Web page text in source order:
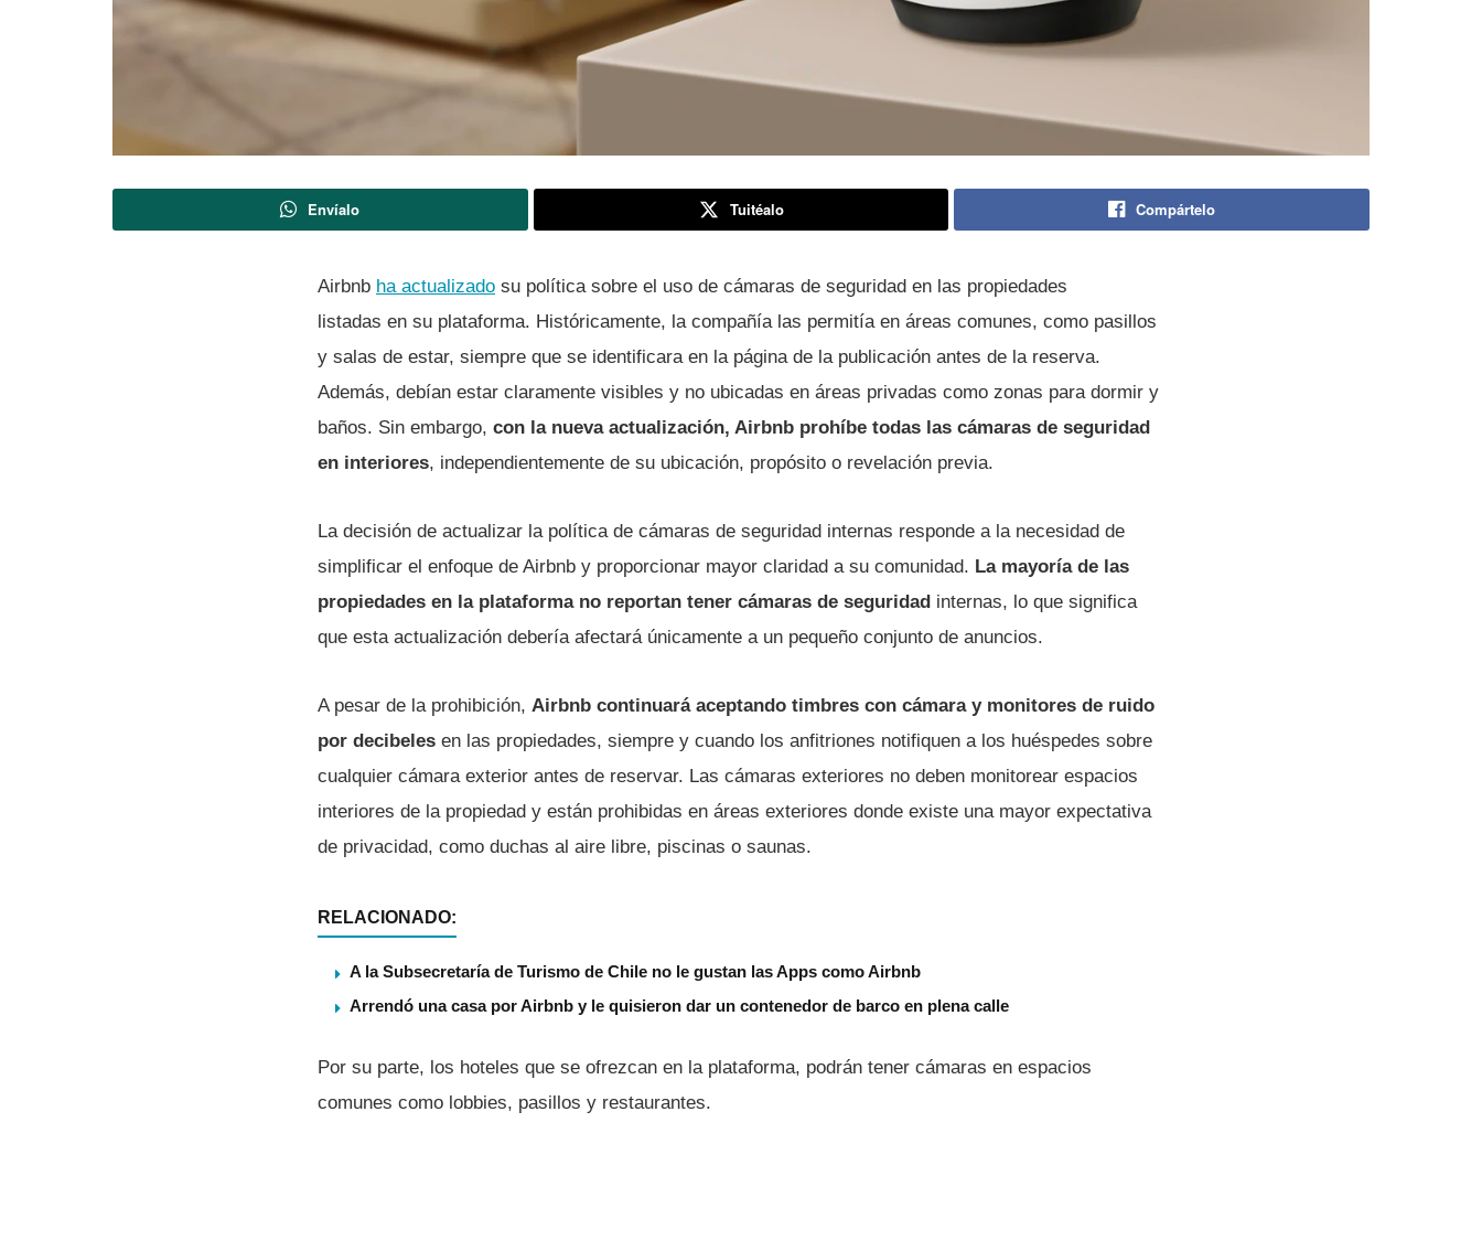
Envíalo Tuitéalo Compártelo
Airbnb ha actualizado su política sobre el uso de cámaras de seguridad en las propiedades
listadas en su plataforma. Históricamente, la compañía las permitía en áreas comunes, como pasillos
y salas de estar, siempre que se identificara en la página de la publicación antes de la reserva.
Además, debían estar claramente visibles y no ubicadas en áreas privadas como zonas para dormir y
baños. Sin embargo, con la nueva actualización, Airbnb prohíbe todas las cámaras de seguridad
en interiores, independientemente de su ubicación, propósito o revelación previa.
La decisión de actualizar la política de cámaras de seguridad internas responde a la necesidad de
simplificar el enfoque de Airbnb y proporcionar mayor claridad a su comunidad. La mayoría de las
propiedades en la plataforma no reportan tener cámaras de seguridad internas, lo que significa
que esta actualización debería afectará únicamente a un pequeño conjunto de anuncios.
A pesar de la prohibición, Airbnb continuará aceptando timbres con cámara y monitores de ruido
por decibeles en las propiedades, siempre y cuando los anfitriones notifiquen a los huéspedes sobre
cualquier cámara exterior antes de reservar. Las cámaras exteriores no deben monitorear espacios
interiores de la propiedad y están prohibidas en áreas exteriores donde existe una mayor expectativa
de privacidad, como duchas al aire libre, piscinas o saunas.
RELACIONADO:
A la Subsecretarí­a de Turismo de Chile no le gustan las Apps como Airbnb
Arrendó una casa por Airbnb y le quisieron dar un contenedor de barco en plena calle
Por su parte, los hoteles que se ofrezcan en la plataforma, podrán tener cámaras en espacios
comunes como lobbies, pasillos y restaurantes.